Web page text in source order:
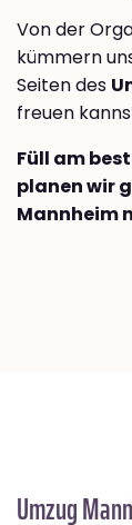
Von der
kümmern
Seiten des
freuen
Füll am
planen wir
Mannheim
Umzug